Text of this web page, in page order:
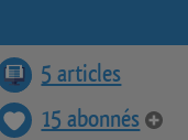
5 articles
15 abonnés